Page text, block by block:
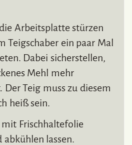
Arbeitsplatte stürzen
Teigschaber ein paar Mal
Dabei sicherstellen,
Mehl mehr
Der Teig muss zu diesem
heiß sein.
mit Frischhaltefolie
abkühlen lassen.